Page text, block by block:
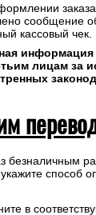
сообщение
кассовый чек.
информация
лицам за
безналичным
способ
в